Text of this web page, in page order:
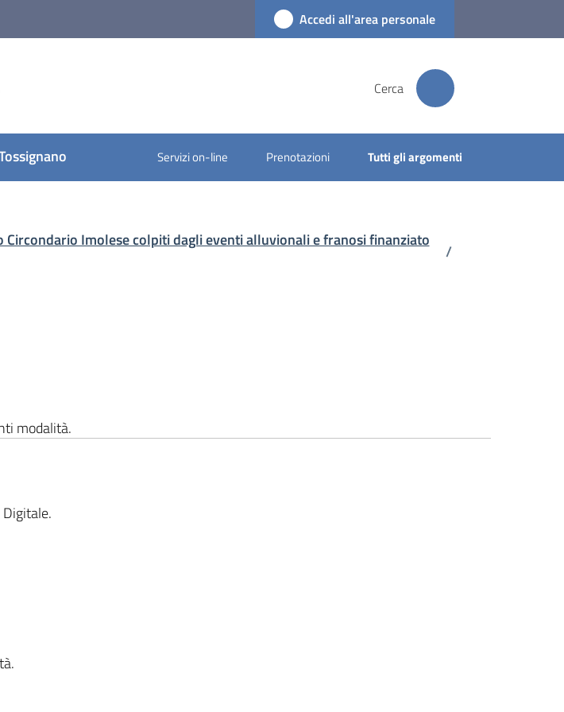
Accedi all'area personale
Cerca
Servizi on-line Prenotazioni Tutti gli argomenti
Imolese colpiti dagli eventi alluvionali e franosi finanziato
/
modalità.